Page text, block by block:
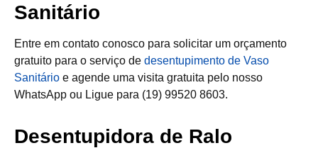
Sanitário
Entre em contato conosco para solicitar um orçamento
gratuito para o serviço de desentupimento de Vaso
Sanitário e agende uma visita gratuita pelo nosso
WhatsApp ou Ligue para (19) 99520 8603.
Desentupidora de Ralo